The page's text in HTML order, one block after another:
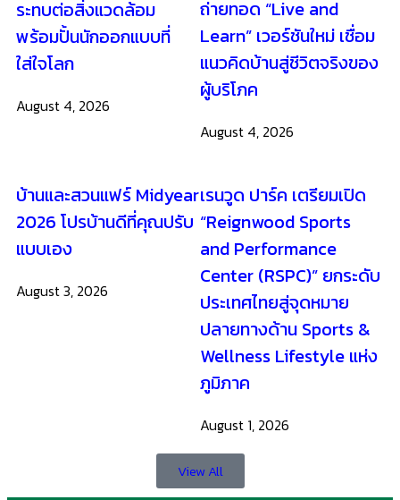
ระทบต่อสิ่งแวดล้อม
พร้อมปั้นนักออกแบบที่
ใส่ใจโลก
August 4, 2026
ถ่ายทอด “Live and
Learn” เวอร์ชันใหม่ เชื่อม
แนวคิดบ้านสู่ชีวิตจริงของ
ผู้บริโภค
August 4, 2026
บ้านและสวนแฟร์ Midyear
2026 โปรบ้านดีที่คุณปรับ
แบบเอง
August 3, 2026
เรนวูด ปาร์ค เตรียมเปิด
“Reignwood Sports
and Performance
Center (RSPC)” ยกระดับ
ประเทศไทยสู่จุดหมาย
ปลายทางด้าน Sports &
Wellness Lifestyle แห่ง
ภูมิภาค
August 1, 2026
View All